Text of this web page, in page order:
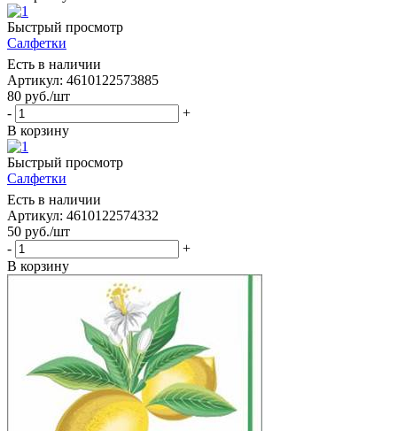
Быстрый просмотр
Салфетки
Есть в наличии
Артикул: 4610122573885
80 руб./шт
-
+
В корзину
Быстрый просмотр
Салфетки
Есть в наличии
Артикул: 4610122574332
50 руб./шт
-
+
В корзину